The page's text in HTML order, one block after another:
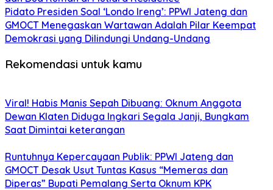
Pidato Presiden Soal ‘Londo Ireng’: PPWI Jateng dan
GMOCT Menegaskan Wartawan Adalah Pilar Keempat
Demokrasi yang Dilindungi Undang-Undang
Rekomendasi untuk kamu
Viral! Habis Manis Sepah Dibuang: Oknum Anggota
Dewan Klaten Diduga Ingkari Segala Janji, Bungkam
Saat Dimintai keterangan
Runtuhnya Kepercayaan Publik: PPWI Jateng dan
GMOCT Desak Usut Tuntas Kasus “Memeras dan
Diperas” Bupati Pemalang Serta Oknum KPK